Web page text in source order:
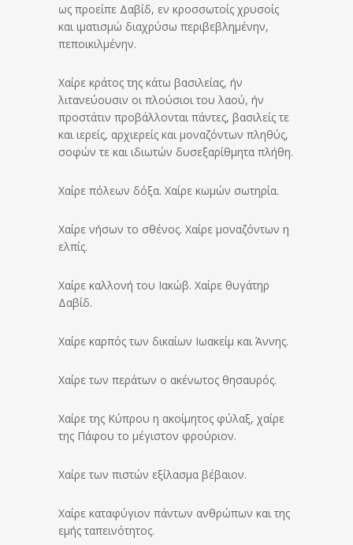
ως προείπε Δαβίδ, εν κροσσωτοίς χρυσοίς
και ιματισμώ διαχρύσω περιβεβλημένην,
πεποικιλμένην.
Χαίρε κράτος της κάτω βασιλείας, ήν
λιτανεύουσιν οι πλούσιοι του λαού, ήν
προστάτιν προβάλλονται πάντες, βασιλείς τε
και ιερείς, αρχιερείς και μοναζόντων πληθύς,
σοφών τε και ιδιωτών δυσεξαρίθμητα πλήθη.
Χαίρε πόλεων δόξα. Χαίρε κωμών σωτηρία.
Χαίρε νήσων το σθένος. Χαίρε μοναζόντων η
ελπίς.
Χαίρε καλλονή του Ιακώβ. Χαίρε θυγάτηρ
Δαβίδ.
Χαίρε καρπός των δικαίων Ιωακείμ και Άννης.
Χαίρε των περάτων ο ακένωτος θησαυρός.
Χαίρε της Κύπρου η ακοίμητος φύλαξ, χαίρε
της Πάφου το μέγιστον φρούριον.
Χαίρε των πιστών εξίλασμα βέβαιον.
Χαίρε καταφύγιον πάντων ανθρώπων και της
εμής ταπεινότητος.